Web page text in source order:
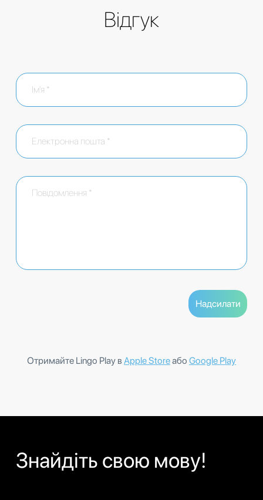
Відгук
Отримайте Lingo Play в Apple Storeабо Google Play
Знайдіть свою мову!